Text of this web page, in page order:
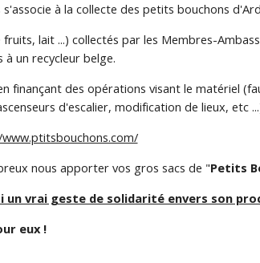
à la collecte des petits bouchons
lait ...) collectés par les Membres-
un recycleur belge.
finançant des opérations visant le matériel
d'escalier, modification de lieux, etc
nous apporter vos gros sacs de "Petits
vrai geste de solidarité envers son
eux !